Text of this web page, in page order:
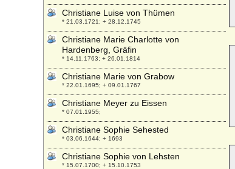
Christiane Luise von Thümen
* 21.03.1721; + 28.12.1745
Christiane Marie Charlotte von
Hardenberg, Gräfin
* 14.11.1763; + 26.01.1814
Christiane Marie von Grabow
* 22.01.1695; + 09.01.1767
Christiane Meyer zu Eissen
* 07.01.1955;
Christiane Sophie Sehested
* 03.06.1644; + 1693
Christiane Sophie von Lehsten
* 15.07.1700; + 15.10.1753